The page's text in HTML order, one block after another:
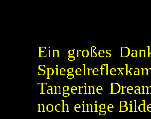
Ein großes
Tangerine
noch einige